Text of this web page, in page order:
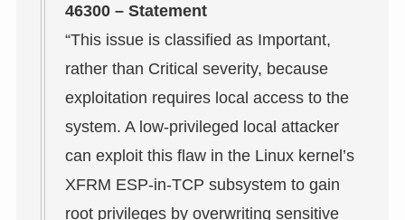
46300 – Statement
“This issue is classified as Important,
rather than Critical severity, because
exploitation requires local access to the
system. A low-privileged local attacker
can exploit this flaw in the Linux kernel’s
XFRM ESP-in-TCP subsystem to gain
root privileges by overwriting sensitive